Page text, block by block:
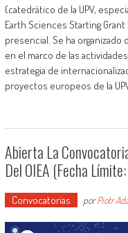
(catedrático de la UPV,
Earth Sciences Starting Grant
presencial. Se ha
en el marco de las
estrategia de
proyectos europeos de la
Abierta La
Del OIEA (fecha
Convocatorias porPiotr